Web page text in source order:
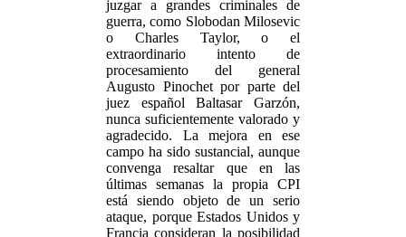
juzgar a grandes criminales de
guerra, como Slobodan Milosevic
o Charles Taylor, o el
extraordinario intento de
procesamiento del general
Augusto Pinochet por parte del
juez español Baltasar Garzón,
nunca suficientemente valorado y
agradecido. La mejora en ese
campo ha sido sustancial, aunque
convenga resaltar que en las
últimas semanas la propia CPI
está siendo objeto de un serio
ataque, porque Estados Unidos y
Francia consideran la posibilidad